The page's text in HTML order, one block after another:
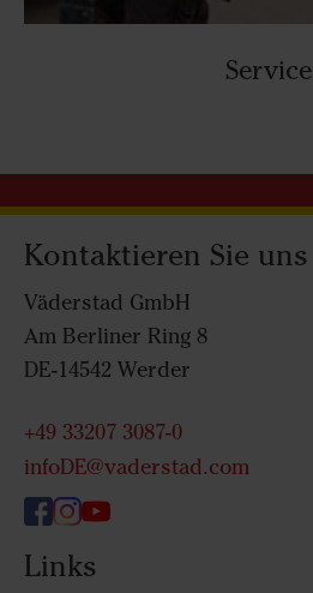
Service
Kontaktieren Sie uns
Väderstad GmbH
Am Berliner Ring 8
DE-14542 Werder
+49 33207 3087-0
infoDE@vaderstad.com
Links